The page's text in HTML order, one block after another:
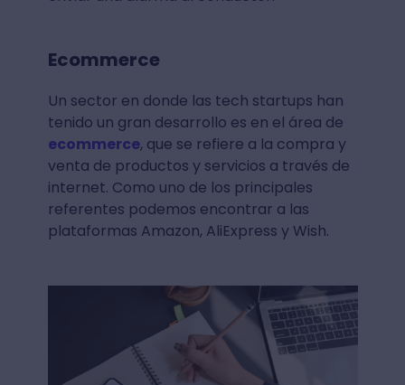
Ecommerce
Un sector en donde las tech startups han
tenido un gran desarrollo es en el área de
ecommerce, que se refiere a la compra y
venta de productos y servicios a través de
internet. Como uno de los principales
referentes podemos encontrar a las
plataformas Amazon, AliExpress y Wish.